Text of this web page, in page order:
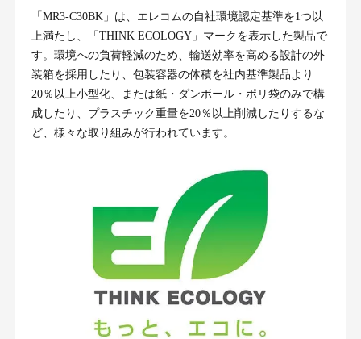
「MR3-C30BK」は、エレコムの自社環境認定基準を1つ以
上満たし、「THINK ECOLOGY」マークを表示した製品で
す。環境への負荷軽減のため、輸送効率を高める設計の外
装箱を採用したり、包装容器の体積を社内基準製品より
20％以上小型化、または紙・ダンボール・ポリ袋のみで構
成したり、プラスチック重量を20％以上削減したりするな
ど、様々な取り組みが行われています。